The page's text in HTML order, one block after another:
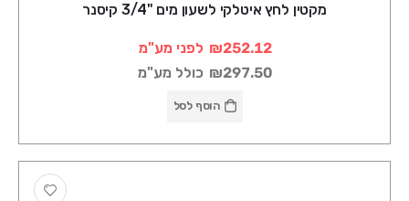
מקטין לחץ איטלקי לשעון מים "3/4 קיסנר
₪252.12 לפני מע"מ
₪297.50 כולל מע"מ
הוסף לסל